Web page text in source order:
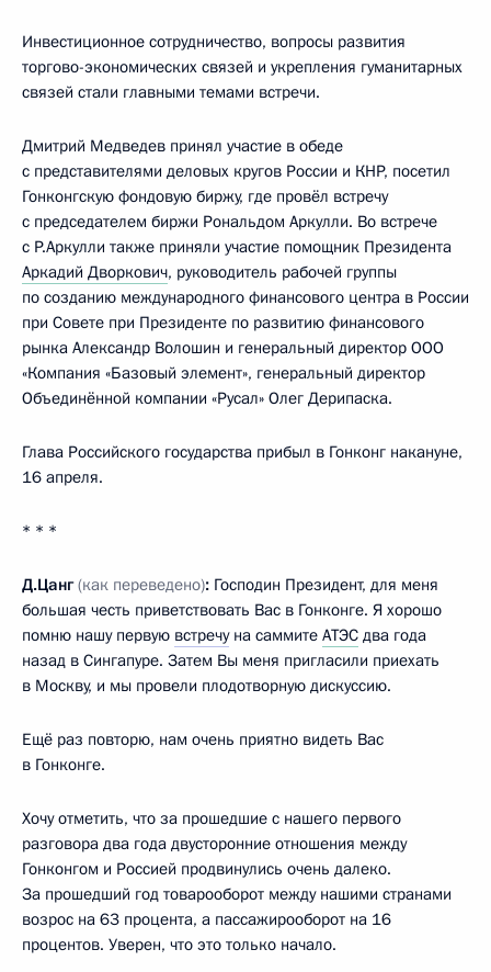
Инвестиционное сотрудничество, вопросы развития
торгово-экономических связей и укрепления гуманитарных
связей стали главными темами встречи.
Дмитрий Медведев принял участие в обеде
с представителями деловых кругов России и КНР, посетил
Гонконгскую фондовую биржу, где провёл встречу
с председателем биржи Рональдом Аркулли. Во встрече
с Р.Аркулли также приняли участие помощник Президента
Аркадий Дворкович, руководитель рабочей группы
по созданию международного финансового центра в России
при Совете при Президенте по развитию финансового
рынка Александр Волошин и генеральный директор ООО
«Компания «Базовый элемент», генеральный директор
Объединённой компании «Русал» Олег Дерипаска.
Глава Российского государства прибыл в Гонконг накануне,
16 апреля.
* * *
Д.Цанг(как переведено): Господин Президент, для меня
большая честь приветствовать Вас в Гонконге. Я хорошо
помню нашу первую встречуна саммите АТЭС два года
назад в Сингапуре. Затем Вы меня пригласили приехать
в Москву, и мы провели плодотворную дискуссию.
Ещё раз повторю, нам очень приятно видеть Вас
в Гонконге.
Хочу отметить, что за прошедшие с нашего первого
разговора два года двусторонние отношения между
Гонконгом и Россией продвинулись очень далеко.
За прошедший год товарооборот между нашими странами
возрос на 63 процента, а пассажирооборот на 16
процентов. Уверен, что это только начало.